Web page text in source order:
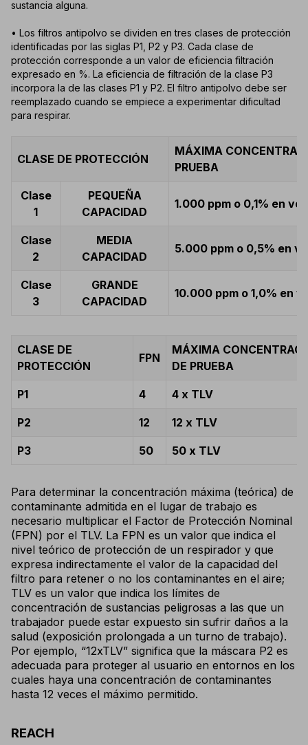
sustancia alguna.
• Los filtros antipolvo se dividen en tres clases de protección
identificadas por las siglas P1, P2 y P3. Cada clase de
protección corresponde a un valor de eficiencia filtración
expresado en %. La eficiencia de filtración de la clase P3
incorpora la de las clases P1 y P2. El filtro antipolvo debe ser
reemplazado cuando se empiece a experimentar dificultad
para respirar.
CLASE DE PROTECCIÓN
MÁXIMA
PRUEBA
Clase
1
PEQUEÑA
CAPACIDAD
1.000 ppm o 0,1% en
Clase
2
MEDIA
CAPACIDAD
5.000 ppm o 0,5% en
Clase
3
GRANDE
CAPACIDAD
10.000 ppm o 1,0% en
CLASE DE
PROTECCIÓN
FPN
MÁXIMA
DE PRUEBA
P1 4 4 x TLV
P2 12 12 x TLV
P3 50 50 x TLV
Para determinar la concentración máxima (teórica) de
contaminante admitida en el lugar de trabajo es
necesario multiplicar el Factor de Protección Nominal
(FPN) por el TLV. La FPN es un valor que indica el
nivel teórico de protección de un respirador y que
expresa indirectamente el valor de la capacidad del
filtro para retener o no los contaminantes en el aire;
TLV es un valor que indica los límites de
concentración de sustancias peligrosas a las que un
trabajador puede estar expuesto sin sufrir daños a la
salud (exposición prolongada a un turno de trabajo).
Por ejemplo, “12xTLV” significa que la máscara P2 es
adecuada para proteger al usuario en entornos en los
cuales haya una concentración de contaminantes
hasta 12 veces el máximo permitido.
REACH